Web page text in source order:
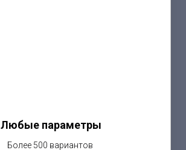
Любые параметры
Более 500 вариантов